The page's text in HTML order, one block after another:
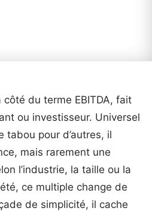
du terme EBITDA, fait
ou investisseur. Universel
tabou pour d’autres, il
mais rarement une
l’industrie, la taille ou la
ce multiple change de
de simplicité, il cache